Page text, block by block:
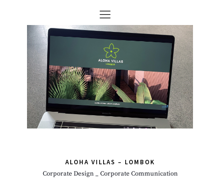
ALOHA VILLAS – LOMBOK
Corporate Design _ Corporate Communication